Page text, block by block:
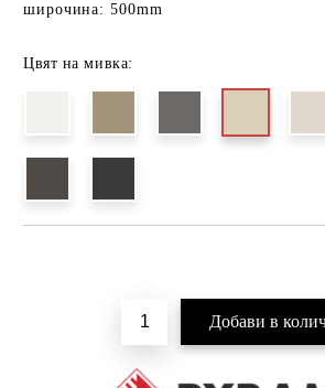
широчина: 500mm
Цвят на мивка: